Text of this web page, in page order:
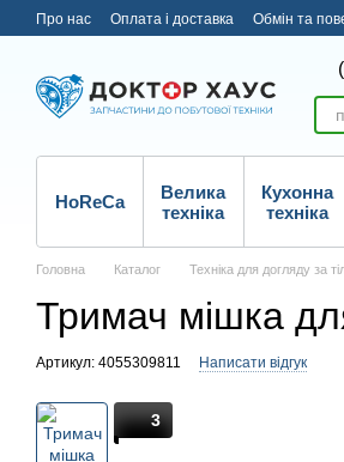
Перейти до основного контенту
Про нас Оплата і доставка Обмін та
HoReCa
Велика
техніка
Кухонна
техніка
Головна Каталог Техніка для догляду за
Тримач мішка
Артикул: 4055309811 Написати відгук
3